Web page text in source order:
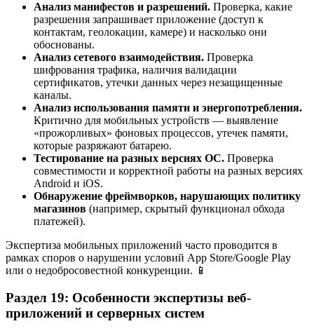
Анализ манифестов и разрешений. Проверка, какие
разрешения запрашивает приложение (доступ к
контактам, геолокации, камере) и насколько они
обоснованы.
Анализ сетевого взаимодействия. Проверка
шифрования трафика, наличия валидации
сертификатов, утечки данных через незащищенные
каналы.
Анализ использования памяти и энергопотребления.
Критично для мобильных устройств — выявление
«прожорливых» фоновых процессов, утечек памяти,
которые разряжают батарею.
Тестирование на разных версиях ОС. Проверка
совместимости и корректной работы на разных версиях
Android и iOS.
Обнаружение фреймворков, нарушающих политику
магазинов (например, скрытый функционал обхода
платежей).
Экспертиза мобильных приложений часто проводится в
рамках споров о нарушении условий App Store/Google Play
или о недобросовестной конкуренции. 📱
Раздел 19: Особенности экспертизы веб-
приложений и серверных систем